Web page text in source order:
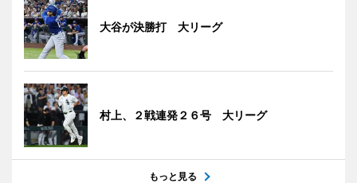
大谷が決勝打 大リーグ
村上、２戦連発２６号 大リーグ
もっと見る